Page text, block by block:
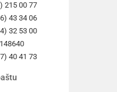
215 00 77
43 34 06
32 53 00
40 41 73